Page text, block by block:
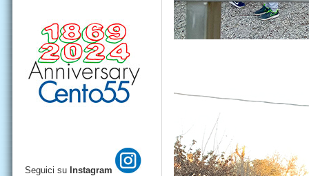
Seguici su Instagram